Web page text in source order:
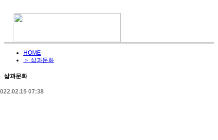
HOME
＞ 삶과문화
삶과문화
07:38